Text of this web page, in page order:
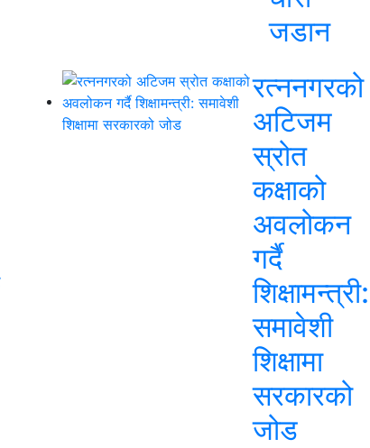
जडान
रत्ननगरको
अटिजम
स्रोत
कक्षाको
अवलोकन
गर्दै
शिक्षामन्त्री:
समावेशी
शिक्षामा
सरकारको
जोड